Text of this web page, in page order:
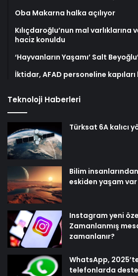
Oba Makarna halka açılıyor
Kılıçdaroğlu’nun mal varlıklarına
haciz konuldu
‘Hayvanların Yaşamı’ Salt
İktidar, AFAD personeline
Teknoloji Haberleri
Türksat 6A kalıcı
Bilim
eskiden yaşam var
Instagram yeni
Zamanlanmış
zamanlanır?
WhatsApp,
telefonlarda